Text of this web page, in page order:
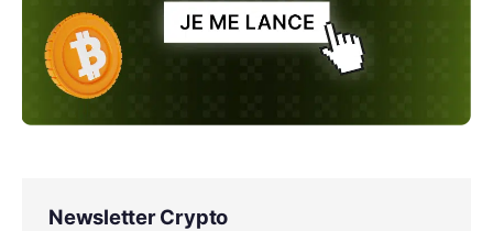
Newsletter Crypto